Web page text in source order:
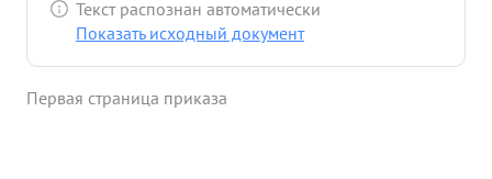
пр-ка, резуль тате его пехота успешно
батареи Всегда в срок и точно привя зывал
Текст распознан автоматически
Показать исходный документ
Первая страница приказа